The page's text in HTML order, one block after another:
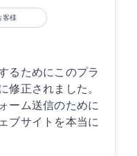
客様
るためにこのプラ
修正されました。
ーム送信のために
ブサイトを本当に